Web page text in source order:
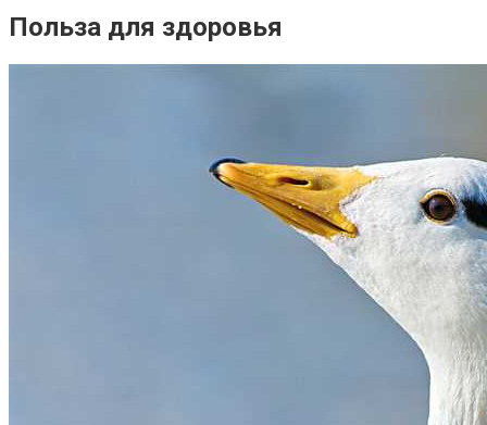
Польза для здоровья